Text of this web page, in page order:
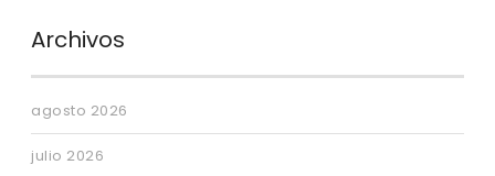
Archivos
agosto 2026
julio 2026